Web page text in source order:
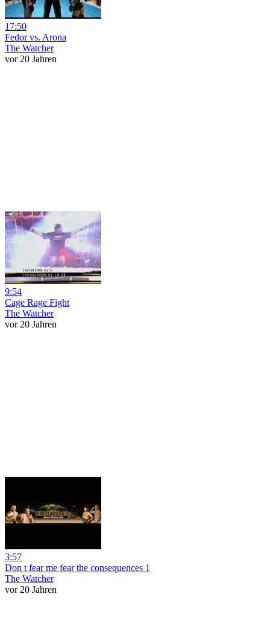
17:50
Fedor vs. Arona
The Watcher
vor 20 Jahren
9:54
Cage Rage Fight
The Watcher
vor 20 Jahren
3:57
Don t fear me fear the consequences 1
The Watcher
vor 20 Jahren